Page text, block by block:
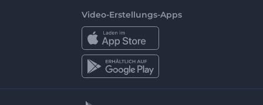
Video-Erstellungs-Apps